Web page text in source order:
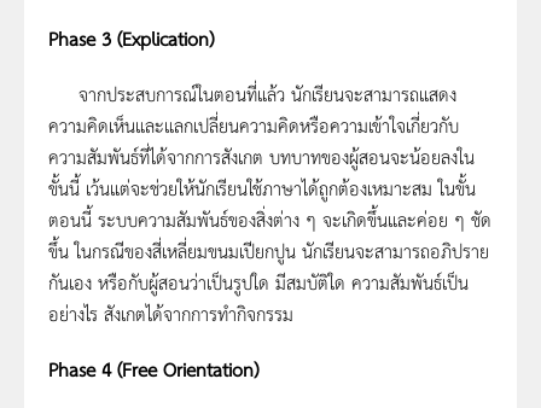
Phase 3 (Explication)
จากประสบการณ์ในตอนที่แล้ว นักเรียนจะสามารถแสดง
ความคิดเห็นและแลกเปลี่ยนความคิดหรือความเข้าใจเกี่ยวกับ
ความสัมพันธ์ที่ได้จากการสังเกต บทบาทของผู้สอนจะน้อยลงใน
ขั้นนี้ เว้นแต่จะช่วยให้นักเรียนใช้ภาษาได้ถูกต้องเหมาะสม ในขั้น
ตอนนี้ ระบบความสัมพันธ์ของสิ่งต่าง ๆ จะเกิดขึ้นและค่อย ๆ ชัด
ขึ้น ในกรณีของสี่เหลี่ยมขนมเปียกปูน นักเรียนจะสามารถอภิปราย
กันเอง หรือกับผู้สอนว่าเป็นรูปใด มีสมบัติใด ความสัมพันธ์เป็น
อย่างไร สังเกตได้จากการทำกิจกรรม
Phase 4 (Free Orientation)